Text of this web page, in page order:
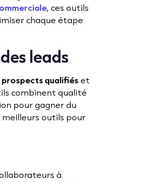
, ces outils
chaque étape
leads
prospects qualifiéset
combinent qualité
pour gagner du
outils pour
à